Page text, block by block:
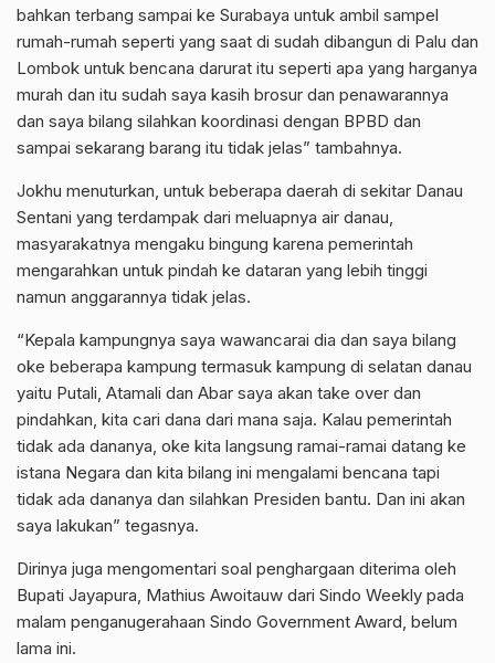
bahkan terbang sampai ke Surabaya untuk ambil sampel
rumah-rumah seperti yang saat di sudah dibangun di Palu dan
Lombok untuk bencana darurat itu seperti apa yang harganya
murah dan itu sudah saya kasih brosur dan penawarannya
dan saya bilang silahkan koordinasi dengan BPBD dan
sampai sekarang barang itu tidak jelas” tambahnya.
Jokhu menuturkan, untuk beberapa daerah di sekitar Danau
Sentani yang terdampak dari meluapnya air danau,
masyarakatnya mengaku bingung karena pemerintah
mengarahkan untuk pindah ke dataran yang lebih tinggi
namun anggarannya tidak jelas.
“Kepala kampungnya saya wawancarai dia dan saya bilang
oke beberapa kampung termasuk kampung di selatan danau
yaitu Putali, Atamali dan Abar saya akan take over dan
pindahkan, kita cari dana dari mana saja. Kalau pemerintah
tidak ada dananya, oke kita langsung ramai-ramai datang ke
istana Negara dan kita bilang ini mengalami bencana tapi
tidak ada dananya dan silahkan Presiden bantu. Dan ini akan
saya lakukan” tegasnya.
Dirinya juga mengomentari soal penghargaan diterima oleh
Bupati Jayapura, Mathius Awoitauw dari Sindo Weekly pada
malam penganugerahaan Sindo Government Award, belum
lama ini.